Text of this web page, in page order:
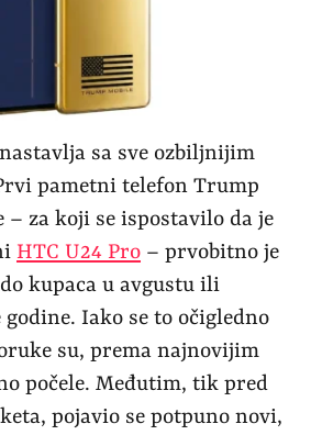
sa sve ozbiljnijim
pametni telefon Trump
za koji se ispostavilo da je
HTC U24 Pro – prvobitno je
kupaca u avgustu ili
Iako se to očigledno
su, prema najnovijim
počele. Međutim, tik pred
pojavio se potpuno novi,